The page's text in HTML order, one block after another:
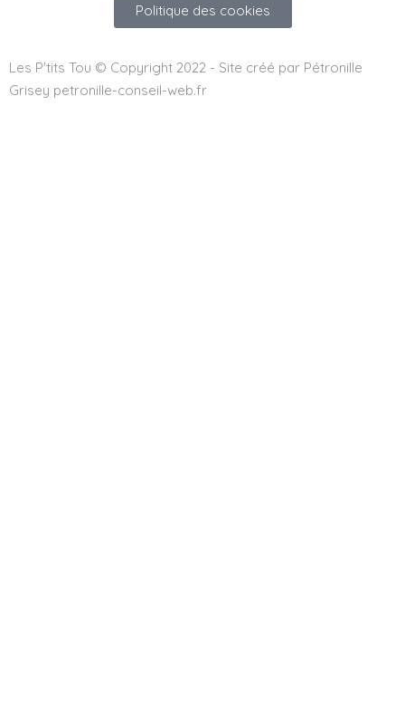
Politique des cookies
Les P'tits Tou © Copyright 2022 - Site créé par Pétronille
Grisey petronille-conseil-web.fr